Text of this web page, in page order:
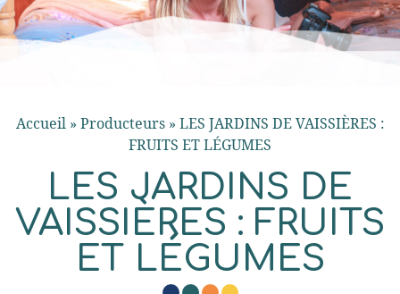
Accueil» Producteurs» LES JARDINS DE VAISSIÈRES :
FRUITS ET LÉGUMES
LES JARDINS DE
VAISSIÈRES : FRUITS
ET LÉGUMES